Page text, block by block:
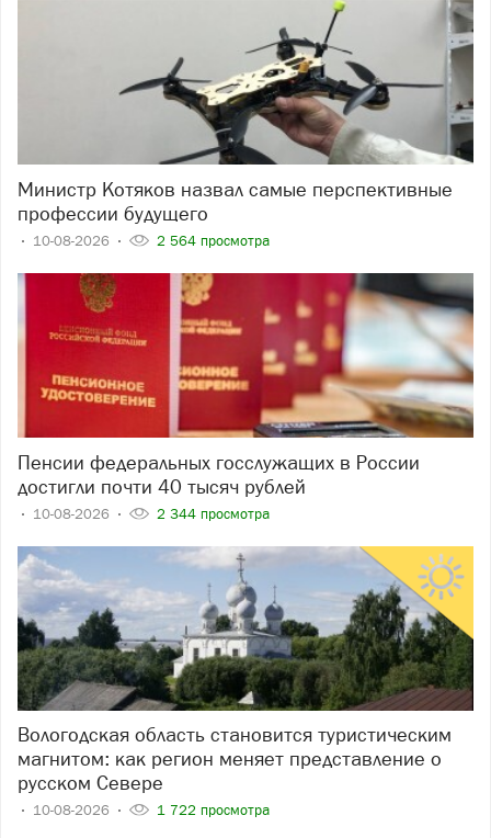
Министр Котяков назвал самые перспективные
профессии будущего
10-08-2026 2 564 просмотра
Пенсии федеральных госслужащих в России
достигли почти 40 тысяч рублей
10-08-2026 2 344 просмотра
Вологодская область становится туристическим
магнитом: как регион меняет представление о
русском Севере
10-08-2026 1 722 просмотра